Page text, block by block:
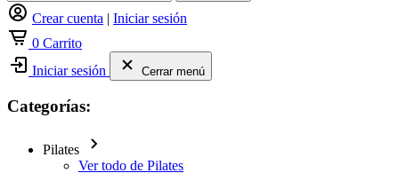
Crear cuenta | Iniciar sesión
0 Carrito
Iniciar sesión
Cerrar menú
Categorías:
Pilates
Ver todo de Pilates